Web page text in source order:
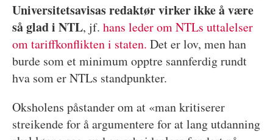
Universitetsavisas redaktør virker ikke å være
så glad i NTL, jf. hans leder om NTLs uttalelser
om tariffkonflikten i staten. Det er lov, men han
burde som et minimum opptre sannferdig rundt
hva som er NTLs standpunkter.
Oksholens påstander om at «man kritiserer
streikende for å argumentere for at lang utdanning